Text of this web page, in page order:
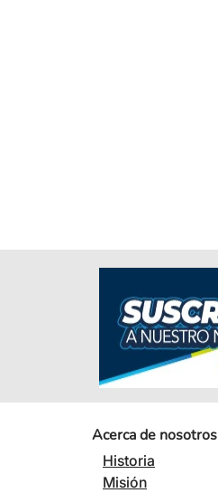
Acerca de nosotros
Historia
Misión